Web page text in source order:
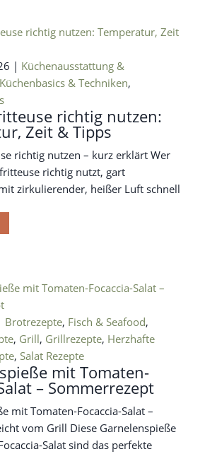
| Küchenausstattung &
Küchenbasics & Techniken,
richtig nutzen:
Zeit & Tipps
richtig nutzen – kurz erklärt Wer
richtig nutzt, gart
zirkulierender, heißer Luft schnell
Brotrezepte, Fisch & Seafood,
, Grill, Grillrezepte, Herzhafte
, Salat Rezepte
mit Tomaten-
– Sommerrezept
mit Tomaten-Focaccia-Salat –
vom Grill Diese Garnelenspieße
Salat sind das perfekte